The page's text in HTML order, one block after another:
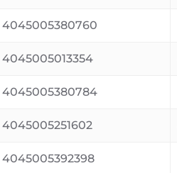
4045005380760
4045005013354
4045005380784
4045005251602
4045005392398